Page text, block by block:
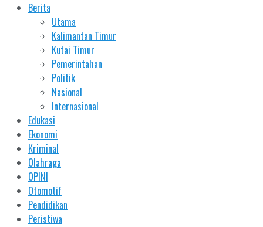
Berita
Utama
Kalimantan Timur
Kutai Timur
Pemerintahan
Politik
Nasional
Internasional
Edukasi
Ekonomi
Kriminal
Olahraga
OPINI
Otomotif
Pendidikan
Peristiwa